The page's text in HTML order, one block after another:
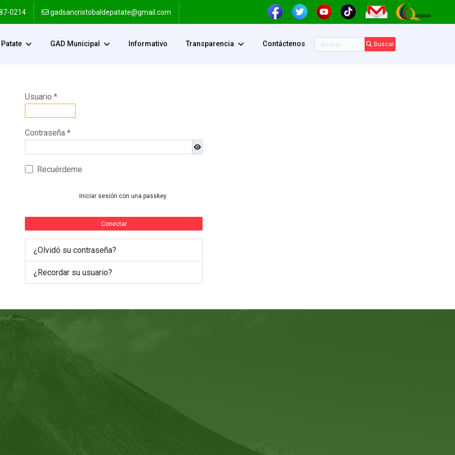
0214 gadsancristobaldepatate@gmail.com
Patate GAD Municipal Informativo Transparencia Contáctenos Buscar Buscar
Usuario *
Contraseña *
Recuérdeme
Iniciar sesión con una passkey
Conectar
¿Olvidó su contraseña?
¿Recordar su usuario?